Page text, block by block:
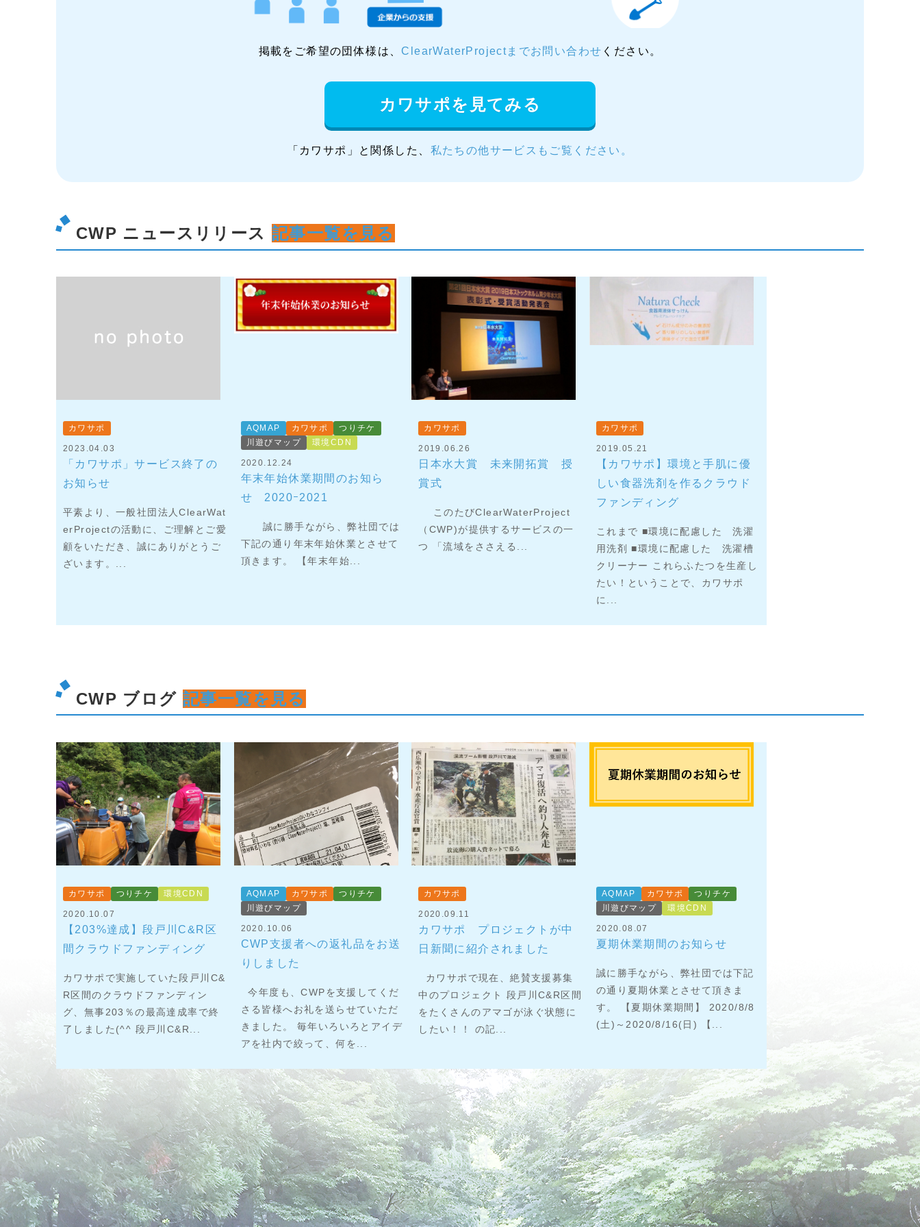
掲載をご希望の団体様は、ClearWaterProjectまでお問い合わせ ください。
カワサポを見てみる
「カワサポ」と関係した、 私たちの他サービスもご覧ください。
CWP ニュースリリース 記事一覧を見る
カワサポ
2023.04.03
「カワサポ」サービス終了の
お知らせ
平素より、一般社団法人ClearWat
erProjectの活動に、ご理解とご愛
顧をいただき、誠にありがとうご
ざいます。...
AQMAP カワサポ
つりチケ
川遊びマップ
環境CDN
2020.12.24
年末年始休業期間のお知ら
せ 2020ｰ2021
誠に勝手ながら、弊社団では
下記の通り年末年始休業とさせて
頂きます。 【年末年始...
カワサポ
2019.06.26
日本水大賞 未来開拓賞 授
賞式
このたびClearWaterProject
（CWP)が提供するサービスの一
つ 「流域をささえる...
カワサポ
2019.05.21
【カワサポ】環境と手肌に優
しい食器洗剤を作るクラウド
ファンディング
これまで ■環境に配慮した 洗濯
用洗剤 ■環境に配慮した 洗濯槽
クリーナー これらふたつを生産し
たい！ということで、カワサポ
に...
CWP ブログ 記事一覧を見る
カワサポ つりチケ 環境CDN
2020.10.07
【203%達成】段戸川C&R区
間クラウドファンディング
カワサポで実施していた段戸川C&
R区間のクラウドファンディン
グ、無事203％の最高達成率で終
了しました(^^ 段戸川C&R...
AQMAP カワサポ
つりチケ
川遊びマップ
2020.10.06
CWP支援者への返礼品をお送
りしました
今年度も、CWPを支援してくだ
さる皆様へお礼を送らせていただ
きました。 毎年いろいろとアイデ
アを社内で絞って、何を...
カワサポ
2020.09.11
カワサポ プロジェクトが中
日新聞に紹介されました
カワサポで現在、絶賛支援募集
中のプロジェクト 段戸川C&R区間
をたくさんのアマゴが泳ぐ状態に
したい！！ の記...
AQMAP カワサポ
つりチケ
川遊びマップ
環境CDN
2020.08.07
夏期休業期間のお知らせ
誠に勝手ながら、弊社団では下記
の通り夏期休業とさせて頂きま
す。 【夏期休業期間】 2020/8/8
(土)～2020/8/16(日) 【...